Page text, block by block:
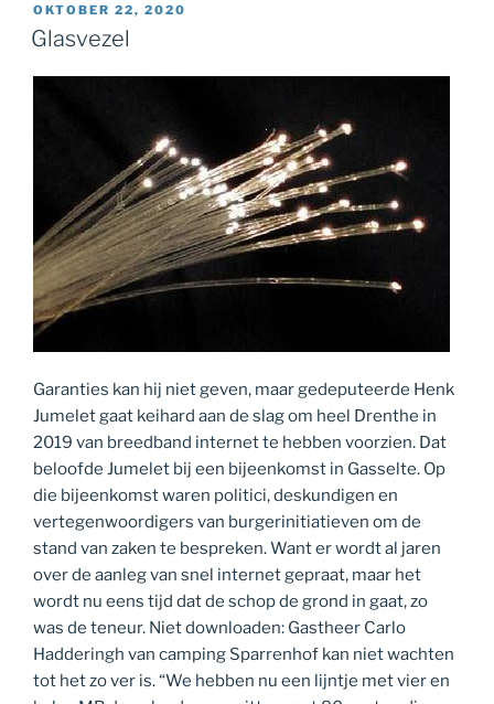
GEPLAATST
OP
OKTOBER 22, 2020
Glasvezel
Garanties kan hij niet geven, maar gedeputeerde Henk
Jumelet gaat keihard aan de slag om heel Drenthe in
2019 van breedband internet te hebben voorzien. Dat
beloofde Jumelet bij een bijeenkomst in Gasselte. Op
die bijeenkomst waren politici, deskundigen en
vertegenwoordigers van burgerinitiatieven om de
stand van zaken te bespreken. Want er wordt al jaren
over de aanleg van snel internet gepraat, maar het
wordt nu eens tijd dat de schop de grond in gaat, zo
was de teneur. Niet downloaden: Gastheer Carlo
Hadderingh van camping Sparrenhof kan niet wachten
tot het zo ver is. “We hebben nu een lijntje met vier en